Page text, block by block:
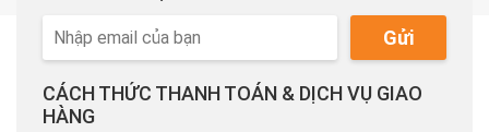
Gửi
CÁCH THỨC THANH TOÁN & DỊCH VỤ GIAO
HÀNG